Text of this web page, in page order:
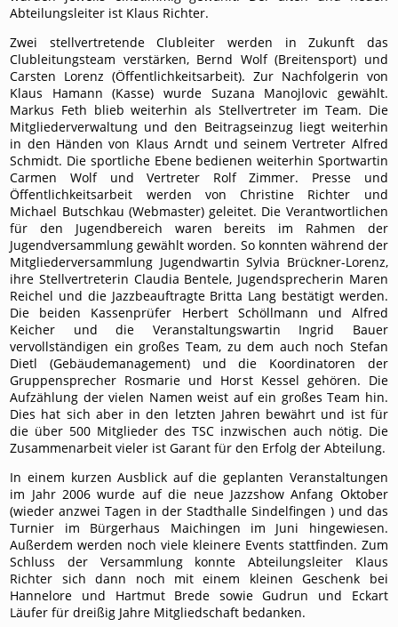
Abteilungsleiter ist Klaus Richter.
Zwei stellvertretende Clubleiter werden in Zukunft das
Clubleitungsteam verstärken, Bernd Wolf (Breitensport) und
Carsten Lorenz (Öffentlichkeitsarbeit). Zur Nachfolgerin von
Klaus Hamann (Kasse) wurde Suzana Manojlovic gewählt.
Markus Feth blieb weiterhin als Stellvertreter im Team. Die
Mitgliederverwaltung und den Beitragseinzug liegt weiterhin
in den Händen von Klaus Arndt und seinem Vertreter Alfred
Schmidt. Die sportliche Ebene bedienen weiterhin Sportwartin
Carmen Wolf und Vertreter Rolf Zimmer. Presse und
Öffentlichkeitsarbeit werden von Christine Richter und
Michael Butschkau (Webmaster) geleitet. Die Verantwortlichen
für den Jugendbereich waren bereits im Rahmen der
Jugendversammlung gewählt worden. So konnten während der
Mitgliederversammlung Jugendwartin Sylvia Brückner-Lorenz,
ihre Stellvertreterin Claudia Bentele, Jugendsprecherin Maren
Reichel und die Jazzbeauftragte Britta Lang bestätigt werden.
Die beiden Kassenprüfer Herbert Schöllmann und Alfred
Keicher und die Veranstaltungswartin Ingrid Bauer
vervollständigen ein großes Team, zu dem auch noch Stefan
Dietl (Gebäudemanagement) und die Koordinatoren der
Gruppensprecher Rosmarie und Horst Kessel gehören. Die
Aufzählung der vielen Namen weist auf ein großes Team hin.
Dies hat sich aber in den letzten Jahren bewährt und ist für
die über 500 Mitglieder des TSC inzwischen auch nötig. Die
Zusammenarbeit vieler ist Garant für den Erfolg der Abteilung.
In einem kurzen Ausblick auf die geplanten Veranstaltungen
im Jahr 2006 wurde auf die neue Jazzshow Anfang Oktober
(wieder anzwei Tagen in der Stadthalle Sindelfingen ) und das
Turnier im Bürgerhaus Maichingen im Juni hingewiesen.
Außerdem werden noch viele kleinere Events stattfinden. Zum
Schluss der Versammlung konnte Abteilungsleiter Klaus
Richter sich dann noch mit einem kleinen Geschenk bei
Hannelore und Hartmut Brede sowie Gudrun und Eckart
Läufer für dreißig Jahre Mitgliedschaft bedanken.